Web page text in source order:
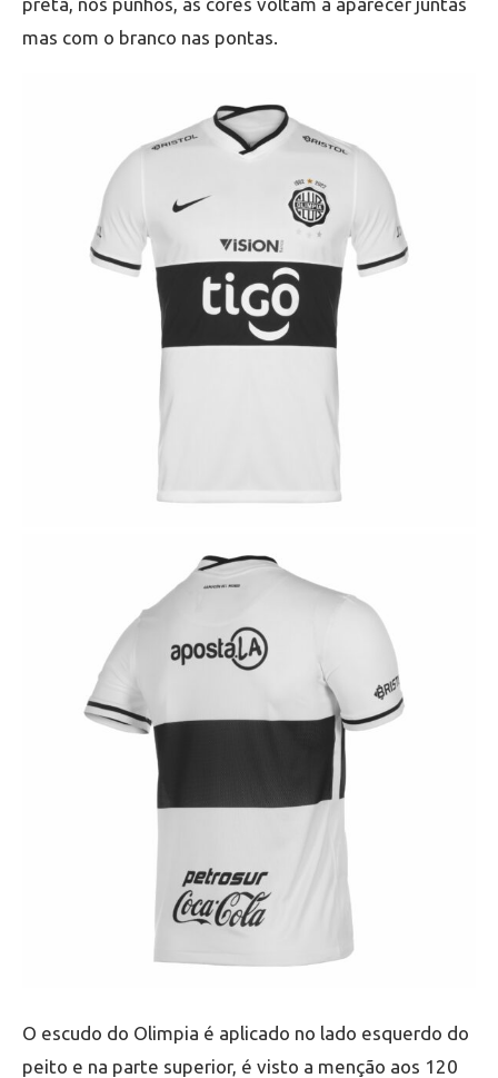
mas com o branco nas pontas.
O escudo do Olimpia é aplicado no lado esquerdo do
peito e na parte superior, é visto a menção aos 120